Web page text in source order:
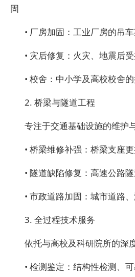
固
• 厂房加固：工业厂房的吊
• 灾后修复：火灾、地震后
• 校舍：中小学及高校校舍
2. 桥梁与隧道工程
专注于交通基础设施的维护
• 桥梁维修补强：桥梁支座
• 隧道缺陷修复：高速公路
• 市政道路加固：城市道路
3. 全过程技术服务
依托与高校及科研院所的深
• 检测鉴定：结构性检测、